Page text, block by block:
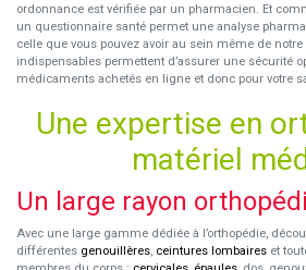
ordonnance est vérifiée par un pharmacien. Et
un questionnaire santé permet une analyse
celle que vous pouvez avoir au sein même de
indispensables permettent d’assurer une sécurité
médicaments achetés en ligne et donc pour votre
Une expertise en
matériel
Un large rayon
Avec une large gamme dédiée à l’orthopédie,
différentes genouillères, ceintures lombaires et